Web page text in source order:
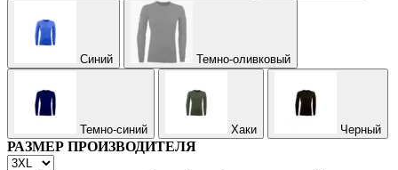
Синий Темно-оливковый
Темно-синий Хаки Черный
РАЗМЕР ПРОИЗВОДИТЕЛЯ